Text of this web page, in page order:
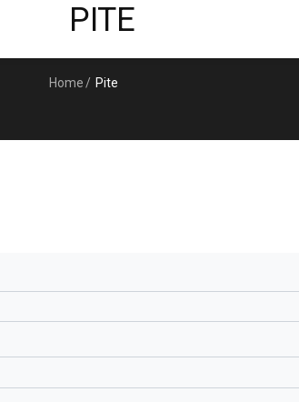
PITE
Home / Pite